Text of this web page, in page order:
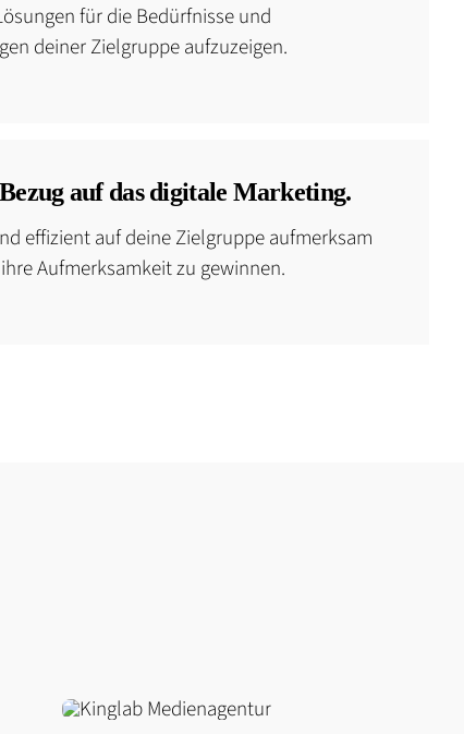
für die Bedürfnisse und
deiner Zielgruppe aufzuzeigen.
auf das digitale Marketing.
effizient auf deine Zielgruppe aufmerksam
Aufmerksamkeit zu gewinnen.